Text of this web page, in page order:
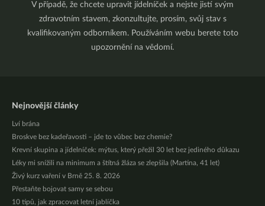
V případě, že chcete upravit jídelníček a nejste jistí svým
zdravotním stavem, zkonzultujte, prosím, svůj stav s
kvalifikovaným odborníkem. Používáním webu berete toto
upozornění na vědomí.
Nejnovější články
Lví brána
Broskve bez kadeřavosti – jde to vůbec bez chemie?
Krevní skupina a jídelníček: mýtus, který přežil 30 let bez jediného důkazu
Léky mi snížili na minimum a štítná žláza se zlepšila (Martina, 41 let)
Živý kurz vaření v Brně 25. 8. 2026
Přestaňte bojovat samy se sebou
10 tipů, jak zpracovat letní jablíčka